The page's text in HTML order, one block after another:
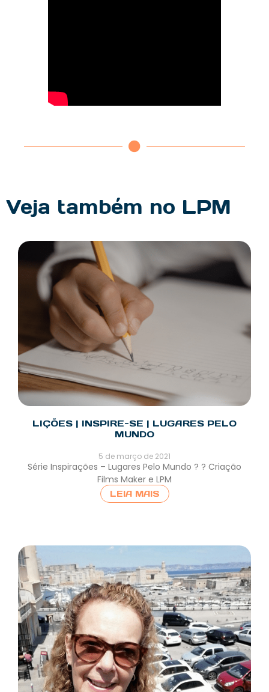
Veja também no LPM
LIÇÕES | INSPIRE-SE | LUGARES PELO
MUNDO
5 de março de 2021
Série Inspirações – Lugares Pelo Mundo ? ? Criação
Films Maker e LPM
LEIA MAIS